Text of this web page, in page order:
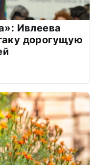
Ивлеева
дорогущую